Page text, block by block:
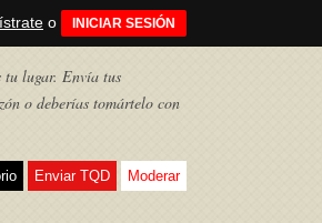
o INICIAR SESIÓN
tu lugar. Envía tus
o deberías tomártelo con
Enviar TQD Moderar